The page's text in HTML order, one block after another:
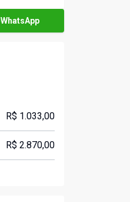
WhatsApp
R$ 1.033,00
R$ 2.870,00